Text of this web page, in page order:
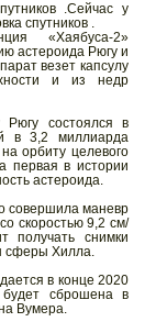
.Сейчас у
спутников .
«Хаябуса-2»
астероида Рюгу и
везет капсулу
и из недр
Рюгу состоялся в
в 3,2 миллиарда
орбиту целевого
первая в истории
астероида.
совершила маневр
скоростью 9,2 см/
получать снимки
сферы Хилла.
в конце 2020
сброшена в
Вумера.